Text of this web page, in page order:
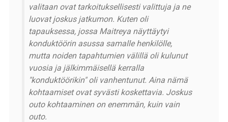
valitaan ovat tarkoituksellisesti valittuja ja ne
luovat joskus jatkumon. Kuten oli
tapauksessa, jossa Maitreya näyttäytyi
konduktöörin asussa samalle henkilölle,
mutta noiden tapahtumien välillä oli kulunut
vuosia ja jälkimmäisellä kerralla
"konduktöörikin" oli vanhentunut. Aina nämä
kohtaamiset ovat syvästi koskettavia. Joskus
outo kohtaaminen on enemmän, kuin vain
outo.